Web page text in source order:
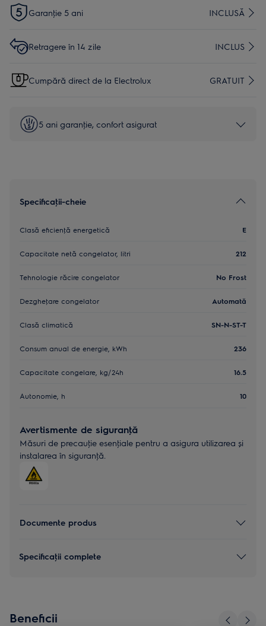
Garanţie 5 ani INCLUSĂ
Retragere în 14 zile INCLUS
Cumpără direct de la Electrolux GRATUIT
5 ani garanţie, confort asigurat
Specificaţii-cheie
Clasă eficienţă energetică E
Capacitate netă congelator, litri 212
Tehnologie răcire congelator No Frost
Dezgheţare congelator Automată
Clasă climatică SN-N-ST-T
Consum anual de energie, kWh 236
Capacitate congelare, kg/24h 16.5
Autonomie, h 10
Avertismente de siguranţă
Măsuri de precauţie esenţiale pentru a asigura utilizarea și
instalarea în siguranţă.
Documente produs
Specificaţii complete
Beneficii